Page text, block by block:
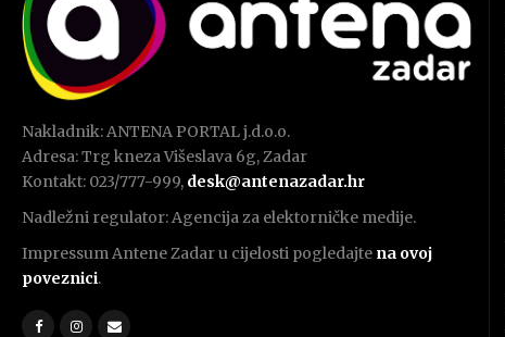
Nakladnik: ANTENA PORTAL j.d.o.o.
Adresa: Trg kneza Višeslava 6g, Zadar
Kontakt: 023/777-999, desk@antenazadar.hr
Nadležni regulator: Agencija za elektorničke medije.
Impressum Antene Zadar u cijelosti pogledajte na ovoj
poveznici.